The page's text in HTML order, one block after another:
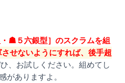
☗５六銀型］のスクラムを組
せないようにすれば、後手超
、お試しください。組めてし
がありますよ。